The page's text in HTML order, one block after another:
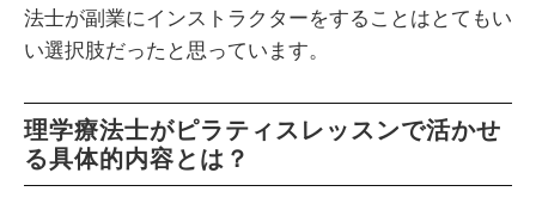
法士が副業にインストラクターをすることはとてもい
い選択肢だったと思っています。
理学療法士がピラティスレッスンで活かせ
る具体的内容とは？